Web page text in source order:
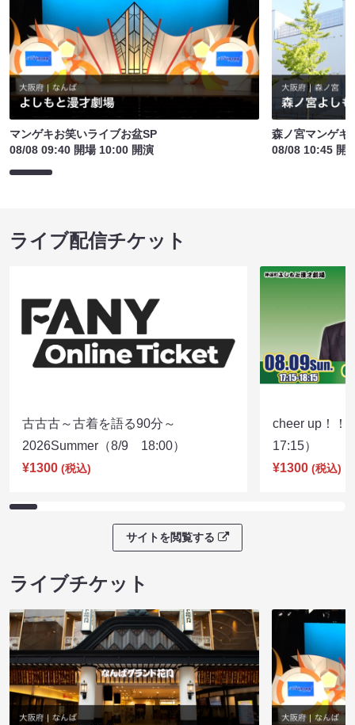
マンゲキお笑いライブお盆SP
08/08 09:40 開場 10:00 開演
森ノ宮マンゲキ
08/08 10:45 開
ライブ配信チケット
古古古～古着を語る90分～
2026Summer（8/9 18:00）
¥1300 (税込)
cheer up！
17:15）
¥1300 (税込)
サイトを閲覧する
ライブチケット